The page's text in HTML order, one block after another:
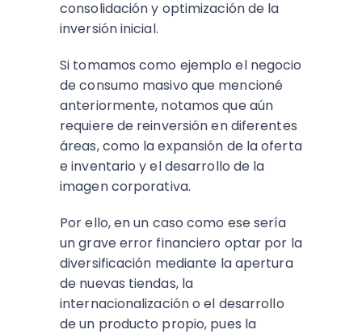
consolidación y optimización de la
inversión inicial.
Si tomamos como ejemplo el negocio
de consumo masivo que mencioné
anteriormente, notamos que aún
requiere de reinversión en diferentes
áreas, como la expansión de la oferta
e inventario y el desarrollo de la
imagen corporativa.
Por ello, en un caso como ese sería
un grave error financiero optar por la
diversificación mediante la apertura
de nuevas tiendas, la
internacionalización o el desarrollo
de un producto propio, pues la